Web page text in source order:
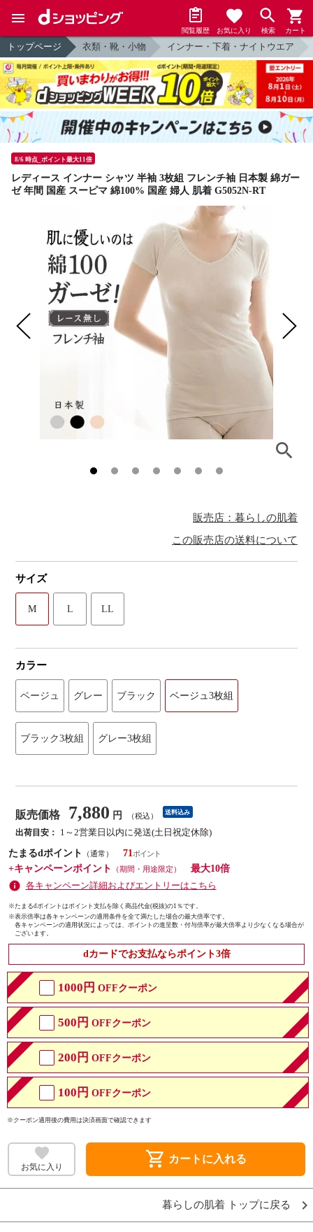
閲覧履歴 お気に入り 検索 カート
トップページ 衣類・靴・小物 インナー・下着・ナイトウエア
8/6 時点_ポイント最大11倍
レディース インナー シャツ 半袖 3枚組 フレンチ袖 日本製 綿ガー
ゼ 年間 国産 スーピマ 綿100% 国産 婦人 肌着 G5052N-RT
販売店：暮らしの肌着
この販売店の送料について
サイズ
M L LL
カラー
ベージュ グレー ブラック ベージュ3枚組
ブラック3枚組 グレー3枚組
販売価格 7,880 円 （税込） 送料込み
出荷目安：
1～2営業日以内に発送(土日祝定休除)
たまるdポイント
（通常）
71
+キャンペーンポイント
（期間・用途限定）
最大10倍
各キャンペーン詳細およびエントリーはこちら
※たまるdポイントはポイント支払を除く商品代金(税抜)の1％です。
※表示倍率は各キャンペーンの適用条件を全て満たした場合の最大倍率です。
各キャンペーンの適用状況によっては、ポイントの進呈数・付与倍率が最大倍率より少なくなる場合が
ございます。
dカードでお支払ならポイント3倍
1000円 OFFクーポン
500円 OFFクーポン
200円 OFFクーポン
100円 OFFクーポン
※クーポン適用後の費用は決済画面で確認できます
お気に入り shopping_cart カートに入れる
暮らしの肌着 トップに戻る